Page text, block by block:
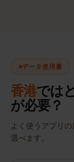
データ使用量
香港では
が必要？
よく使うアプリ
選べます。